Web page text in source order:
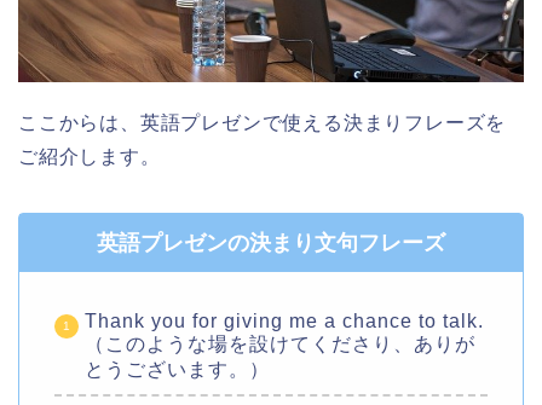
ここからは、英語プレゼンで使える決まりフレーズを
ご紹介します。
英語プレゼンの決まり文句フレーズ
Thank you for giving me a chance to talk.
（このような場を設けてくださり、ありが
とうございます。）